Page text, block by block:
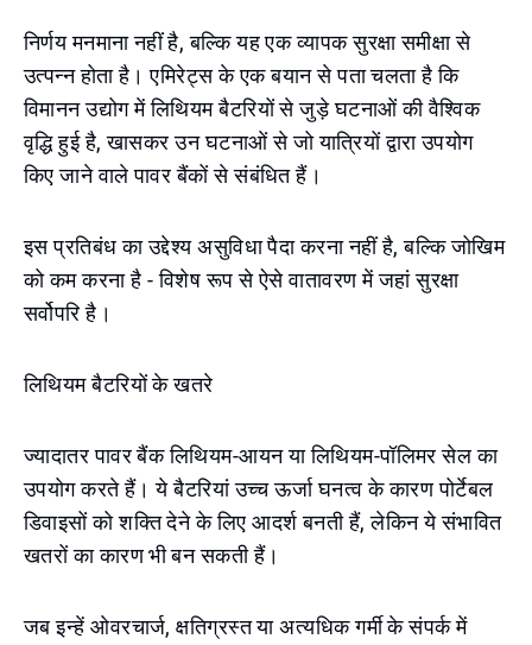
निर्णय मनमाना नहीं है, बल्कि यह एक व्यापक सुरक्षा समीक्षा से
उत्पन्न होता है। एमिरेट्स के एक बयान से पता चलता है कि
विमानन उद्योग में लिथियम बैटरियों से जुड़े घटनाओं की वैश्विक
वृद्धि हुई है, खासकर उन घटनाओं से जो यात्रियों द्वारा उपयोग
किए जाने वाले पावर बैंकों से संबंधित हैं।
इस प्रतिबंध का उद्देश्य असुविधा पैदा करना नहीं है, बल्कि जोखिम
को कम करना है - विशेष रूप से ऐसे वातावरण में जहां सुरक्षा
सर्वोपरि है।
लिथियम बैटरियों के खतरे
ज्यादातर पावर बैंक लिथियम-आयन या लिथियम-पॉलिमर सेल का
उपयोग करते हैं। ये बैटरियां उच्च ऊर्जा घनत्व के कारण पोर्टेबल
डिवाइसों को शक्ति देने के लिए आदर्श बनती हैं, लेकिन ये संभावित
खतरों का कारण भी बन सकती हैं।
जब इन्हें ओवरचार्ज, क्षतिग्रस्त या अत्यधिक गर्मी के संपर्क में